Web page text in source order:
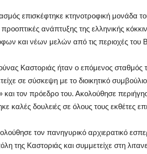
επισκέφτηκε κτηνοτροφική μονάδα
ανάπτυξης της ελληνικής
και νέων μελών από τις περιοχές του
Καστοριάς ήταν ο επόμενος σταθμός
σε σύσκεψη με το διοικητικό
τον πρόεδρο του. Ακολούθησε
καλές δουλειές σε όλους τους εκθέτες
τον πανηγυρικό αρχιερατικό
της Καστοριάς και συμμετείχε στη